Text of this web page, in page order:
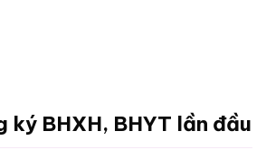
ký BHXH, BHYT lần đầu